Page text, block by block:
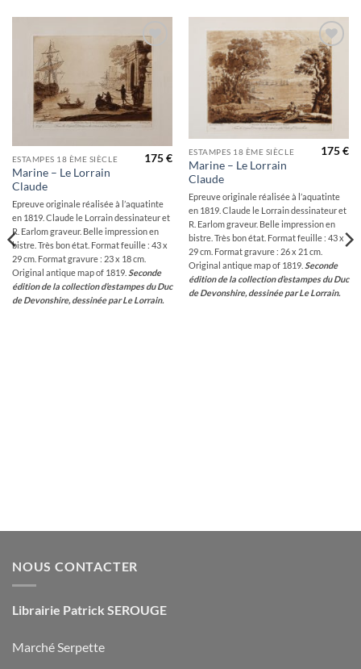
Ajouter
à la
wishlist
ESTAMPES 18 ÈME SIÈCLE
Marine – Le Lorrain
Claude
175€
Epreuve originale réalisée à l’aquatinte
en 1819. Claude le Lorrain dessinateur et
R. Earlom graveur. Belle impression en
bistre. Très bon état. Format feuille : 43 x
29 cm. Format gravure : 23 x 18 cm.
Original antique map of 1819. Seconde
édition de la collection d’estampes du Duc
de Devonshire, dessinée par Le Lorrain.
Ajouter
à la
wishlist
ESTAMPES 18 ÈME SIÈCLE
Marine – Le Lorrain
Claude
175€
Epreuve originale réalisée à l’aquatinte
en 1819. Claude le Lorrain dessinateur et
R. Earlom graveur. Belle impression en
bistre. Très bon état. Format feuille : 43 x
29 cm. Format gravure : 26 x 21 cm.
Original antique map of 1819. Seconde
édition de la collection d’estampes du Duc
de Devonshire, dessinée par Le Lorrain.
NOUS CONTACTER
Librairie Patrick SEROUGE
Marché Serpette